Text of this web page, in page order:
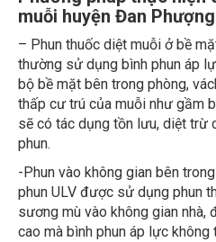
– Phun thuốc diệt muỗi ở bề
thường sử dụng bình phun áp
bộ bề mặt bên trong phòng,
thấp cư trú của muỗi như gầm
sẽ có tác dụng tồn lưu, diệt trừ
phun.
-Phun vào không gian bên
sương mù vào không gian nhà,
cao mà bình phun áp lực
đảm bảo côn trùng được tiêu